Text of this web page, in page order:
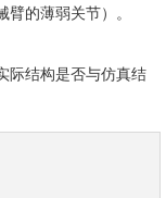
的薄弱关节）。
结构是否与仿真结